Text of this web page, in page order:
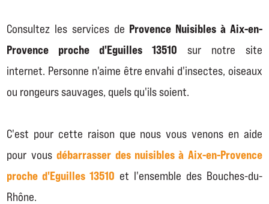
Consultez les services de Provence Nuisibles à Aix-en-
Provence proche d'Eguilles 13510 sur notre site
internet. Personne n'aime être envahi d'insectes, oiseaux
ou rongeurs sauvages, quels qu'ils soient.
C'est pour cette raison que nous vous venons en aide
pour vousdébarrasser des nuisibles à Aix-en-Provence
proche d'Eguilles 13510 et l'ensemble des Bouches-du-
Rhône.